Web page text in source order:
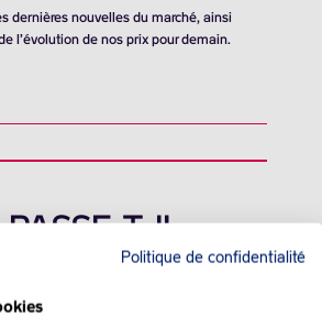
dernières nouvelles du marché, ainsi
l’évolution de nos prix pour demain.
PASSE-T-IL
MONDE :Politique de confidentialité